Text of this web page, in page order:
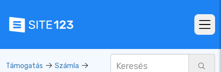
Támogatás Számla